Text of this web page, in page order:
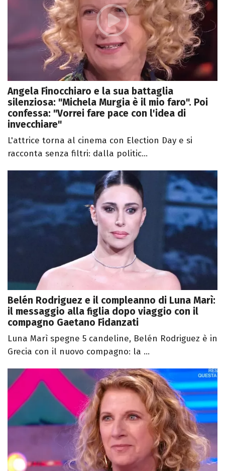
Angela Finocchiaro e la sua battaglia
silenziosa: "Michela Murgia è il mio faro". Poi
confessa: "Vorrei fare pace con l'idea di
invecchiare"
L'attrice torna al cinema con Election Day e si
racconta senza filtri: dalla politic...
Belén Rodriguez e il compleanno di Luna Marì:
il messaggio alla figlia dopo viaggio con il
compagno Gaetano Fidanzati
Luna Marì spegne 5 candeline, Belén Rodriguez è in
Grecia con il nuovo compagno: la ...